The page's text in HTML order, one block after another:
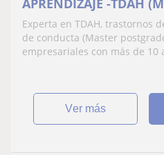
APRENDIZAJE -TDAH
Lengua,
Experta en TDAH, trastornos
de conducta (Master
empresariales con más de 10
ver más